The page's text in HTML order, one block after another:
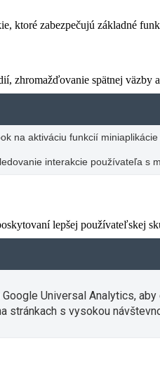
ktoré zabezpečujú základné
zhromažďovanie spätnej väzby
na aktiváciu funkcií miniaplikácie
interakcie používateľa s
lepšej používateľskej
Universal Analytics,
stránkach s vysokou